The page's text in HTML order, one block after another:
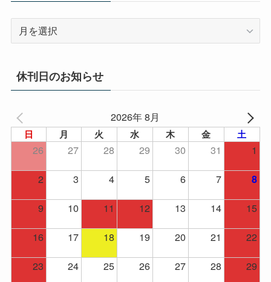
イ
ブ
休刊日のお知らせ
2026年 8月
日 月 火 水 木 金 土
26 27 28 29 30 31
1
2
3 4 5 6 7 8
9 10 11 12 13 14
15
16
17 18 19 20 21
22
23
24 25 26 27 28
29